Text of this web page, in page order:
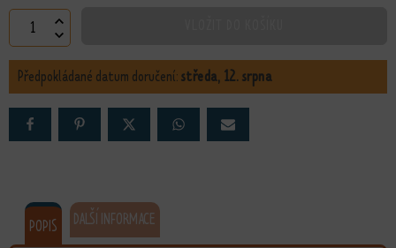
Humor množství
Předpokládané datum doručení:středa, 12. srpna
POPIS DALŠÍ INFORMACE